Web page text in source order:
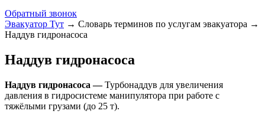
Обратный звонок
Эвакуатор Тут → Словарь терминов по услугам эвакуатора →
Наддув гидронасоса
Наддув гидронасоса
Наддув гидронасоса —Турбонаддув для увеличения
давления в гидросистеме манипулятора при работе с
тяжёлыми грузами (до 25 т).